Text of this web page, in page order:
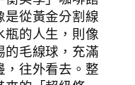
從黃金分割線
的人生，則像
毛線球，充滿
往外看去。整